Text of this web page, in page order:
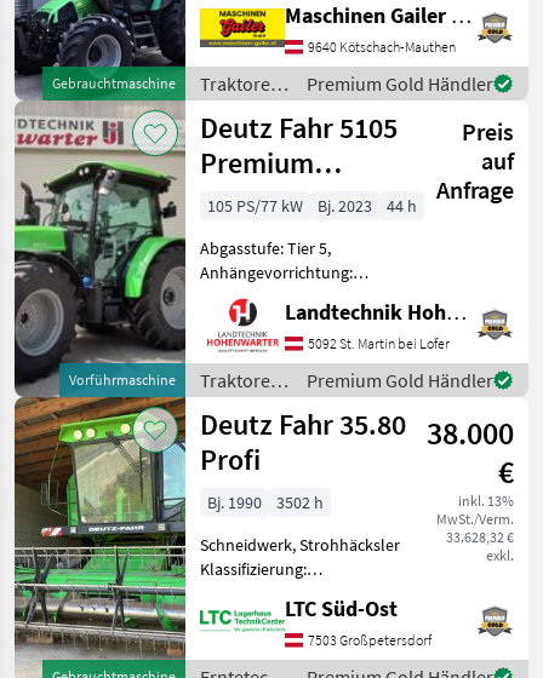
Gebrauchtmaschine
Plattform: Kabine,
Zapfwellendrehzahl:
540/540E/1000/1000E,
Höchstgeschwindigkeit in
km/h: 40 km/h, Bolzeng
Maschinen Gailer GmbH
9640 Kötschach-Mauthen
Traktoren
/ Deutz
Fahr
Premium Gold Händler
Vorführmaschine
Deutz Fahr 5105
Premium
(20574)
Preis
auf
Anfrage
105 PS/77 kW Bj. 2023
44 h
Abgasstufe: Tier 5,
Anhängevorrichtung:
automatisch, Antrieb:
Allrad, Aufladung:
Turbolader mit
Ladeluftkühlung,
Bolzengröße
Anhängevorrichtung (mm):
38mm, Getriebeart La
Landtechnik Hohenwarter GmbH
5092 St. Martin bei Lofer
Traktoren
/ Deutz
Fahr
Premium Gold Händler
Deutz Fahr 35.80
Profi
38.000
€
inkl. 13%
MwSt./Verm.
33.628,32 €
exkl.
Bj. 1990
3502 h
Schneidwerk, Strohhäcksler
Klassifizierung:
des Dreschsystems:
Schüttler; Anzahl der
Schüttler: 5;
LTC Süd-Ost
7503 Großpetersdorf